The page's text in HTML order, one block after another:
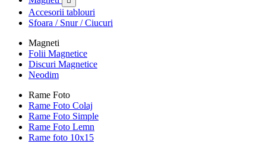
Accesorii tablouri
Sfoara / Snur / Ciucuri
Magneti
Folii Magnetice
Discuri Magnetice
Neodim
Rame Foto
Rame Foto Colaj
Rame Foto Simple
Rame Foto Lemn
Rame foto 10x15